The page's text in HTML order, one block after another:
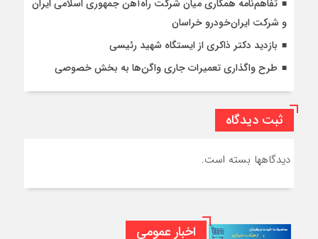
تفاهم‌نامه همکاری میان شرکت راه‌آهن جمهوری اسلامی ایران
و شرکت ایران‌خودرو خراسان
بازدید دکتر ذاکری از ایستگاه شهید رئیسی
طرح واگذاری تعمیرات جاری واگن‌ها به بخش خصوصی
ثبت دیدگاه
دیدگاهها بسته است.
اخبار عمومی